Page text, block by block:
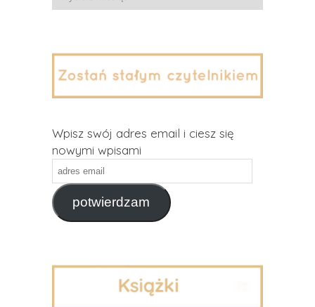
Wpisz swój adres email i ciesz się
nowymi wpisami
adres
email
potwierdzam